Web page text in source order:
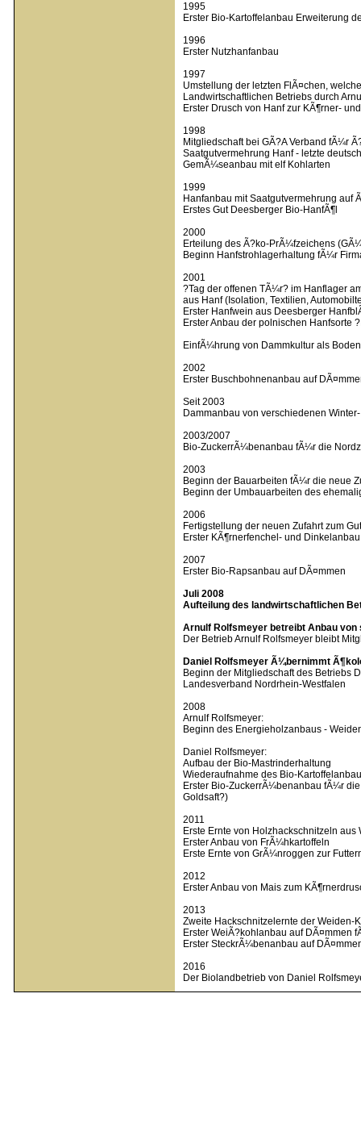
1995
Erster Bio-Kartoffelanbau Erweiterung
1996
Erster Nutzhanfanbau
1997
Umstellung der letzten FlÃ¤chen,
Landwirtschaftlichen Betriebs durch
Erster Drusch von Hanf zur KÃ¶rner-
1998
Mitgliedschaft bei GÃ?A Verband fÃ¼r
Saatgutvermehrung Hanf - letzte
GemÃ¼seanbau mit elf Kohlarten
1999
Hanfanbau mit Saatgutvermehrung auf
Erstes Gut Deesberger Bio-HanfÃ¶l
2000
Erteilung des Ã?ko-PrÃ¼fzeichens
Beginn Hanfstrohlagerhaltung fÃ¼r
2001
?Tag der offenen TÃ¼r? im Hanflager
aus Hanf (Isolation, Textilien,
Erster Hanfwein aus Deesberger
Erster Anbau der polnischen Hanfsorte
EinfÃ¼hrung von Dammkultur als
2002
Erster Buschbohnenanbau auf
Seit 2003
Dammanbau von verschiedenen
2003/2007
Bio-ZuckerrÃ¼benanbau fÃ¼r die
2003
Beginn der Bauarbeiten fÃ¼r die neue
Beginn der Umbauarbeiten des
2006
Fertigstellung der neuen Zufahrt zum
Erster KÃ¶rnerfenchel- und
2007
Erster Bio-Rapsanbau auf DÃ¤mmen
Juli 2008
Aufteilung des landwirtschaftlichen
Arnulf Rolfsmeyer betreibt Anbau
Der Betrieb Arnulf Rolfsmeyer bleibt
Daniel Rolfsmeyer Ã¼bernimmt
Beginn der Mitgliedschaft des Betriebs
Landesverband Nordrhein-Westfalen
2008
Arnulf Rolfsmeyer:
Beginn des Energieholzanbaus -
Daniel Rolfsmeyer:
Aufbau der Bio-Mastrinderhaltung
Wiederaufnahme des Bio-
Erster Bio-ZuckerrÃ¼benanbau fÃ¼r
Goldsaft?)
2011
Erste Ernte von Holzhackschnitzeln aus
Erster Anbau von FrÃ¼hkartoffeln
Erste Ernte von GrÃ¼nroggen zur
2012
Erster Anbau von Mais zum
2013
Zweite Hackschnitzelernte der Weiden-
Erster WeiÃ?kohlanbau auf DÃ¤mmen
Erster SteckrÃ¼benanbau auf
2016
Der Biolandbetrieb von Daniel